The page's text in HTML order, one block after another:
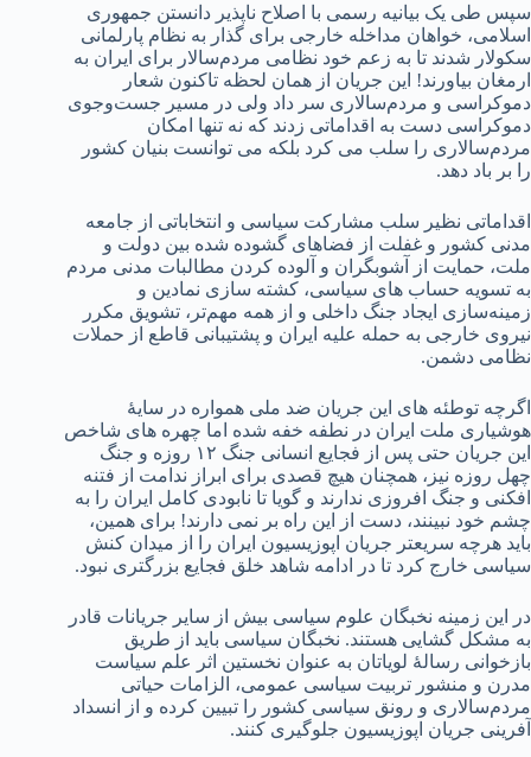
سپس طی یک بیانیه رسمی با اصلاح ناپذیر دانستن جمهوری
اسلامی، خواهان مداخله خارجی برای گذار به نظام پارلمانی
سکولار شدند تا به زعم خود نظامی مردم‌سالار برای ایران به
ارمغان بیاورند! این جریان از همان لحظه تاکنون شعار
دموکراسی و مردم‌سالاری سر داد ولی در مسیر جست‌وجوی
دموکراسی دست به اقداماتی زدند که نه تنها امکان
مردم‌سالاری را سلب می کرد بلکه می توانست بنیان کشور
را بر باد دهد.
اقداماتی نظیر سلب مشارکت سیاسی و انتخاباتی از جامعه
مدنی کشور و غفلت از فضاهای گشوده شده بین دولت و
ملت، حمایت از آشوبگران و آلوده کردن مطالبات مدنی مردم
به تسویه حساب های سیاسی، کشته سازی نمادین و
زمینه‌سازی ایجاد جنگ داخلی و از همه مهم‌تر، تشویق مکرر
نیروی خارجی به حمله علیه ایران و پشتیبانی قاطع از حملات
نظامی دشمن.
اگرچه توطئه های این جریان ضد ملی همواره در سایهٔ
هوشیاری ملت ایران در نطفه خفه شده اما چهره های شاخص
این جریان حتی پس از فجایع انسانی جنگ ۱۲ روزه و جنگ
چهل روزه نیز، همچنان هیچ قصدی برای ابراز ندامت از فتنه
افکنی و جنگ افروزی ندارند و گویا تا نابودی کامل ایران را به
چشم خود نبینند، دست از این راه بر نمی دارند! برای همین،
باید هرچه سریعتر جریان اپوزیسیون ایران را از میدان کنش
سیاسی خارج کرد تا در ادامه شاهد خلق فجایع بزرگتری نبود‌.
در این زمینه نخبگان علوم سیاسی بیش از سایر جریانات قادر
به مشکل گشایی هستند. نخبگان سیاسی باید از طریق
بازخوانی رسالهٔ لویاتان به عنوان نخستین اثر علم سیاست
مدرن و منشور تربیت سیاسی عمومی، الزامات حیاتی
مردم‌سالاری و رونق سیاسی کشور را تبیین کرده و از انسداد
آفرینی جریان اپوزیسیون جلوگیری کنند.